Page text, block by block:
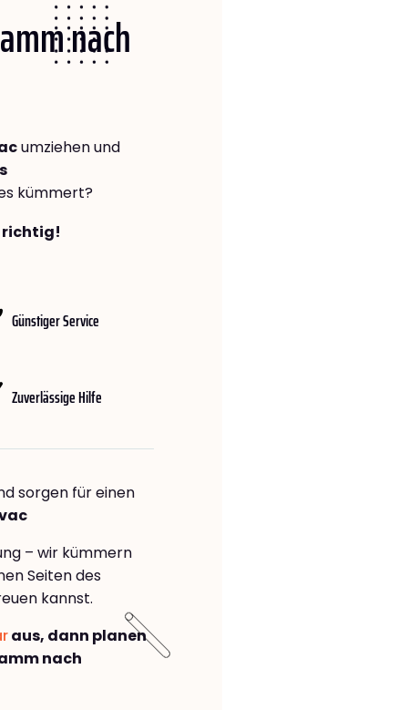
nach
umziehen und
kümmert?
richtig!
Günstiger Service
Zuverlässige Hilfe
sorgen für einen
– wir kümmern
Seiten des
kannst.
aus, dann planen
nach